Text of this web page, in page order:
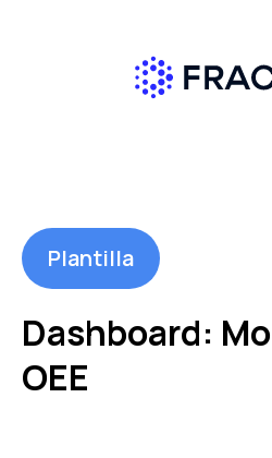
Plantilla
Dashboard:
OEE